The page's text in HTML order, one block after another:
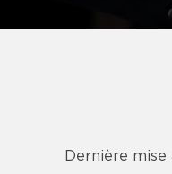
Dernière mise